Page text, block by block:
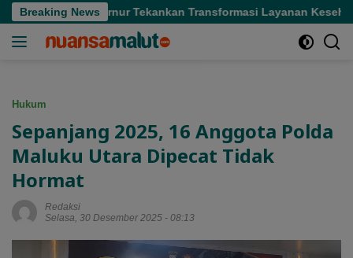
Langsung
ke
Breaking News
Gubernur Tekankan Transformasi Layanan Kesehatan
Hukum
Sepanjang 2025, 16 Anggota Polda
Maluku Utara Dipecat Tidak
Hormat
Redaksi
Selasa, 30 Desember 2025 - 08:13